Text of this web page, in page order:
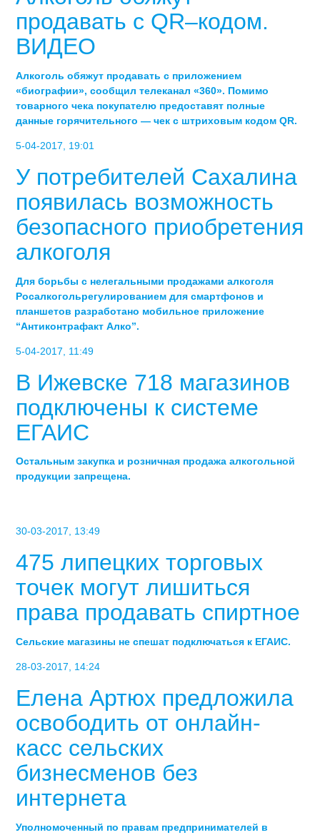
продавать с QR–кодом.
ВИДЕО
Алкоголь обяжут продавать с приложением
«биографии», сообщил телеканал «360». Помимо
товарного чека покупателю предоставят полные
данные горячительного — чек с штриховым кодом QR.
5-04-2017, 19:01
У потребителей Сахалина
появилась возможность
безопасного приобретения
алкоголя
Для борьбы с нелегальными продажами алкоголя
Росалкогольрегулированием для смартфонов и
планшетов разработано мобильное приложение
“Антиконтрафакт Алко”.
5-04-2017, 11:49
В Ижевске 718 магазинов
подключены к системе
ЕГАИС
Остальным закупка и розничная продажа алкогольной
продукции запрещена.
30-03-2017, 13:49
475 липецких торговых
точек могут лишиться
права продавать спиртное
Сельские магазины не спешат подключаться к ЕГАИС.
28-03-2017, 14:24
Елена Артюх предложила
освободить от онлайн-
касс сельских
бизнесменов без
интернета
Уполномоченный по правам предпринимателей в